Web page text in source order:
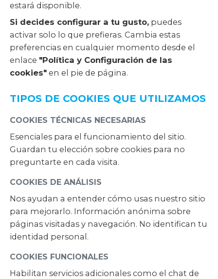
estará disponible.
Si decides configurar a tu gusto, puedes
activar solo lo que prefieras. Cambia estas
preferencias en cualquier momento desde el
enlace "Política y Configuración de las
cookies" en el pie de página.
TIPOS DE COOKIES QUE UTILIZAMOS
COOKIES TÉCNICAS NECESARIAS
Esenciales para el funcionamiento del sitio.
Guardan tu elección sobre cookies para no
preguntarte en cada visita.
COOKIES DE ANÁLISIS
Nos ayudan a entender cómo usas nuestro sitio
para mejorarlo. Información anónima sobre
páginas visitadas y navegación. No identifican tu
identidad personal.
COOKIES FUNCIONALES
Habilitan servicios adicionales como el chat de